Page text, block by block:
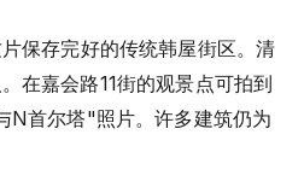
保存完好的传统韩屋街区。清
在嘉会路11街的观景点可拍到
N首尔塔"照片。许多建筑仍为